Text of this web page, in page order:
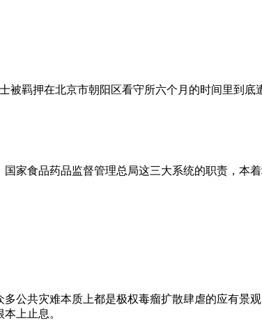
被羁押在北京市朝阳区看守所六个月的时间里到
家食品药品监督管理总局这三大系统的职责，本
公共灾难本质上都是极权毒瘤扩散肆虐的应有景
上止息。